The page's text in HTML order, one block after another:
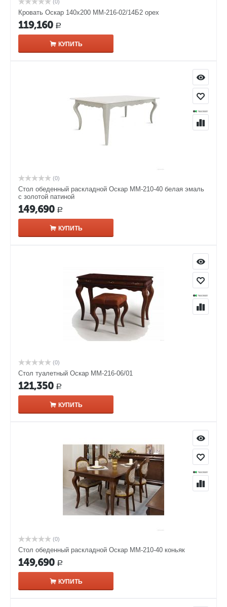
(0)
Кровать Оскар 140х200 ММ-216-02/14Б2 орех
119,160 Р
КУПИТЬ
(0)
Стол обеденный раскладной Оскар ММ-210-40 белая эмаль
с золотой патиной
149,690 Р
КУПИТЬ
(0)
Стол туалетный Оскар ММ-216-06/01
121,350 Р
КУПИТЬ
(0)
Стол обеденный раскладной Оскар ММ-210-40 коньяк
149,690 Р
КУПИТЬ